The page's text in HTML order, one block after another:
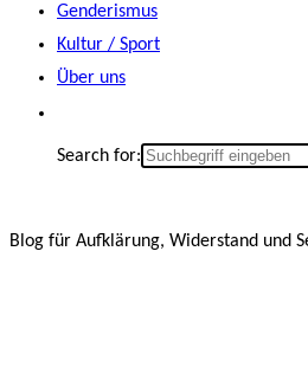
Genderismus
Kultur / Sport
Über uns
Search for:
Blog für Aufklärung, Widerstand und